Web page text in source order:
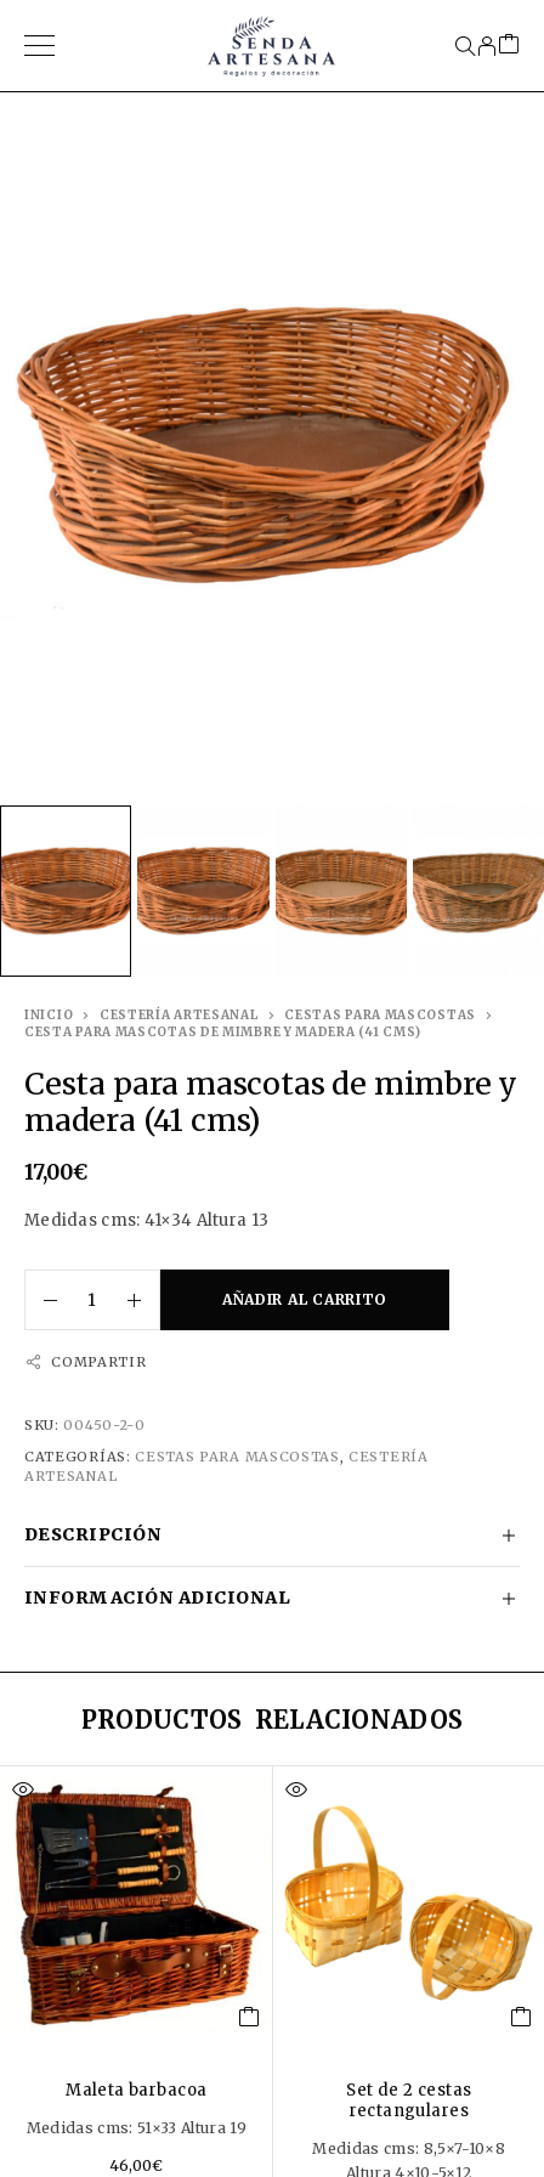
INICIO CESTERÍA ARTESANAL
CESTAS PARA MASCOSTAS
CESTA PARA MASCOTAS DE MIMBRE Y MADERA (41 CMS)
Cesta para mascotas de mimbre y
madera (41 cms)
17,00€
Medidas cms: 41×34 Altura 13
AÑADIR AL CARRITO
COMPARTIR
SKU:00450-2-0
CATEGORÍAS: CESTAS PARA MASCOSTAS, CESTERÍA
ARTESANAL
DESCRIPCIÓN
INFORMACIÓN ADICIONAL
PRODUCTOS RELACIONADOS
Maleta barbacoa
Medidas cms: 51×33 Altura 19
46,00€
Set de 2 cestas
rectangulares
Medidas cms: 8,5×7-10×8
Altura 4×10-5×12